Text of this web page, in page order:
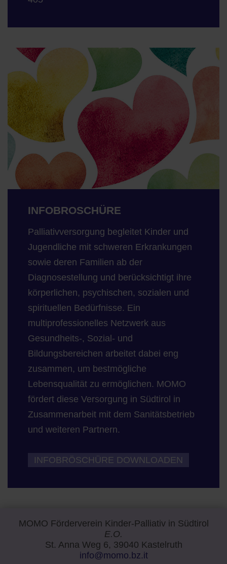
INFOBROSCHÜRE
Palliativversorgung begleitet Kinder und
Jugendliche mit schweren Erkrankungen
sowie deren Familien ab der
Diagnosestellung und berücksichtigt ihre
körperlichen, psychischen, sozialen und
spirituellen Bedürfnisse. Ein
multiprofessionelles Netzwerk aus
Gesundheits-, Sozial- und
Bildungsbereichen arbeitet dabei eng
zusammen, um bestmögliche
Lebensqualität zu ermöglichen. MOMO
fördert diese Versorgung in Südtirol in
Zusammenarbeit mit dem Sanitätsbetrieb
und weiteren Partnern.
INFOBRÖSCHÜRE DOWNLOADEN
MOMO Förderverein Kinder-Palliativ in Südtirol
E.O.
St. Anna Weg 6, 39040 Kastelruth
info@momo.bz.it